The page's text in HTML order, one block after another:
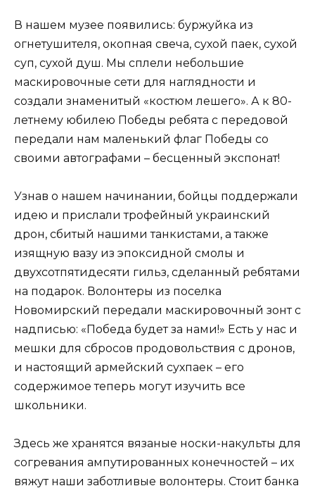
В нашем музее появились: буржуйка из
огнетушителя, окопная свеча, сухой паек, сухой
суп, сухой душ. Мы сплели небольшие
маскировочные сети для наглядности и
создали знаменитый «костюм лешего». А к 80-
летнему юбилею Победы ребята с передовой
передали нам маленький флаг Победы со
своими автографами – бесценный экспонат!
Узнав о нашем начинании, бойцы поддержали
идею и прислали трофейный украинский
дрон, сбитый нашими танкистами, а также
изящную вазу из эпоксидной смолы и
двухсотпятидесяти гильз, сделанный ребятами
на подарок. Волонтеры из поселка
Новомирский передали маскировочный зонт с
надписью: «Победа будет за нами!» Есть у нас и
мешки для сбросов продовольствия с дронов,
и настоящий армейский сухпаек – его
содержимое теперь могут изучить все
школьники.
Здесь же хранятся вязаные носки-накульты для
согревания ампутированных конечностей – их
вяжут наши заботливые волонтеры. Стоит банка